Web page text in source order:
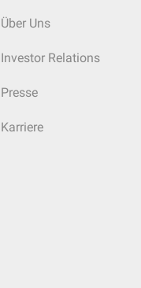
Über Uns
Investor Relations
Presse
Karriere